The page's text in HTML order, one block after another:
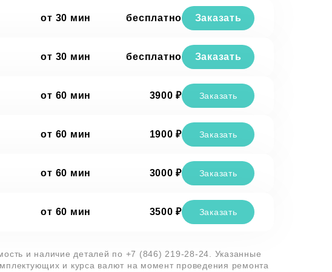
от 30 мин бесплатно Заказать
от 30 мин бесплатно Заказать
от 60 мин 3900 ₽ Заказать
от 60 мин 1900 ₽ Заказать
от 60 мин 3000 ₽ Заказать
от 60 мин 3500 ₽ Заказать
и наличие деталей по +7 (846) 219-28-24 . Указанные
и курса валют на момент проведения ремонта